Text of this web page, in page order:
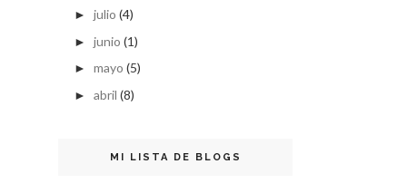
► julio (4)
► junio (1)
► mayo (5)
► abril (8)
MI LISTA DE BLOGS